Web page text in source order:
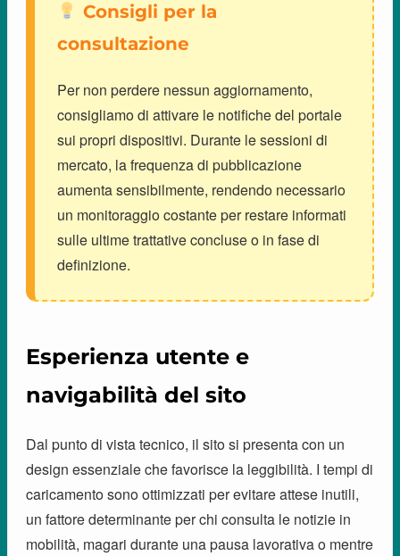
Consigli per la
consultazione
Per non perdere nessun aggiornamento,
consigliamo di attivare le notifiche del portale
sui propri dispositivi. Durante le sessioni di
mercato, la frequenza di pubblicazione
aumenta sensibilmente, rendendo necessario
un monitoraggio costante per restare informati
sulle ultime trattative concluse o in fase di
definizione.
Esperienza utente e
navigabilità del sito
Dal punto di vista tecnico, il sito si presenta con un
design essenziale che favorisce la leggibilità. I tempi di
caricamento sono ottimizzati per evitare attese inutili,
un fattore determinante per chi consulta le notizie in
mobilità, magari durante una pausa lavorativa o mentre